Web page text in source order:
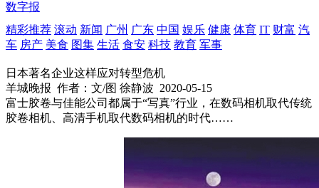
数字报
精彩推荐 滚动 新闻 广州 广东 中国 娱乐 健康 体育 IT 财富 汽
车 房产 美食 图集 生活 食安 科技 教育 军事
日本著名企业这样应对转型危机
羊城晚报 作者：文/图 徐静波 2020-05-15
富士胶卷与佳能公司都属于“写真”行业，在数码相机取代传统
胶卷相机、高清手机取代数码相机的时代……